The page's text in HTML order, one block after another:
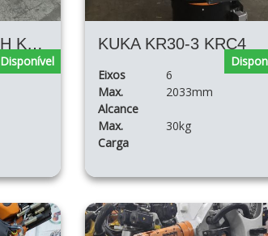
KUKA CYBERTECH KR20 R1810
Disponível
KUKA KR30-3 KRC4
Eixos
6
Max.
Alcance
2033mm
Max.
Carga
30kg